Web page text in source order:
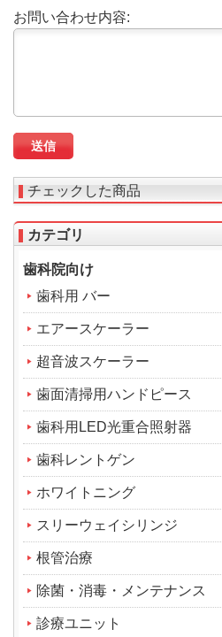
お問い合わせ内容:
チェックした商品
カテゴリ
歯科院向け
歯科用 バー
エアースケーラー
超音波スケーラー
歯面清掃用ハンドピース
歯科用LED光重合照射器
歯科レントゲン
ホワイトニング
スリーウェイシリンジ
根管治療
除菌・消毒・メンテナンス
診療ユニット